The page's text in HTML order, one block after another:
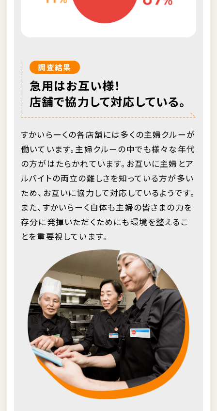
調査結果
急用はお互い様！
店舗で協力して対応している。
すかいらーくの各店舗には多くの主婦クルーが
働いています。主婦クルーの中でも様々な年代
の方がはたらかれています。お互いに主婦とア
ルバイトの両立の難しさを知っている方が多い
ため、お互いに協力して対応しているようです。
また、すかいらーく自体も主婦の皆さまの力を
存分に発揮いただくためにも環境を整えるこ
とを重要視しています。